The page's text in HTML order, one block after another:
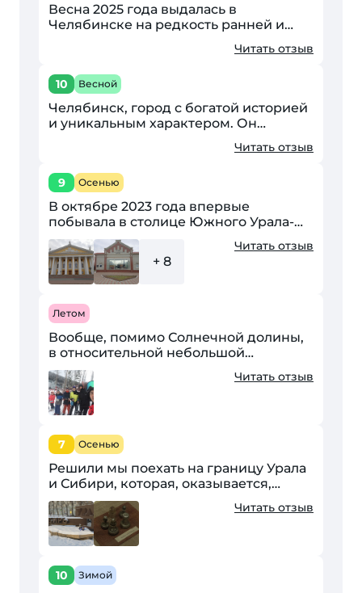
Весна 2025 года выдалась в
Челябинске на редкость ранней и
когда суровый характер «цитадели
Читать отзыв
10 Весной
Челябинск, город с богатой историей
и уникальным характером. Он
культуру и природные красоты.Читать отзыв
9 Осенью
В октябре 2023 года впервые
побывала в столице Южного Урала-
Челябинске. Город мне понравился,
особенно проспект Ленина и улица
Кирова. Посетила множество...
+ 8
Читать отзыв
Летом
Вообще, помимо Солнечной долины,
в относительной небольшой
отдаленности от города есть еще 10
горнолыжных центров, я расскажу
вам о пяти лучших из них....
Читать отзыв
7 Осенью
Решили мы поехать на границу Урала
и Сибири, которая, оказывается,
пролегает по небезызвестному
Челябинску. Челябу называют
воротами в Сибирь, столицей...
Читать отзыв
10 Зимой